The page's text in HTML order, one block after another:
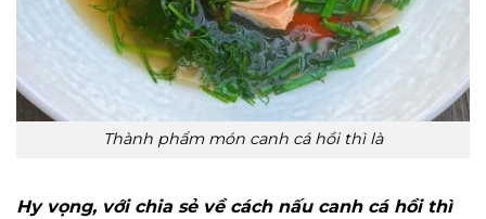
Thành phẩm món canh cá hồi thì là
Hy vọng, với chia sẻ về cách nấu canh cá hồi thì